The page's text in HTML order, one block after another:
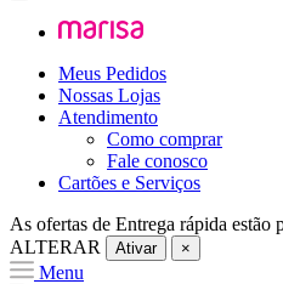
Meus Pedidos
Nossas Lojas
Atendimento
Como comprar
Fale conosco
Cartões e Serviços
As ofertas de Entrega rápida estão
ALTERAR
Ativar ×
Menu